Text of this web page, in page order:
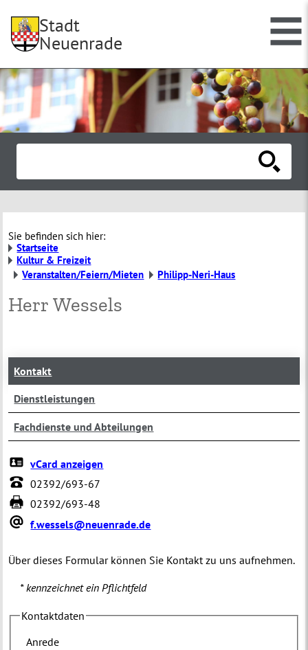
Stadt
Neuenrade
Sie befinden sich hier:
Startseite
Kultur & Freizeit
Veranstalten/Feiern/Mieten
Philipp-Neri-Haus
Herr Wessels
Kontakt
Dienstleistungen
Fachdienste und Abteilungen
vCard anzeigen
02392/693-67
02392/693-48
f.wessels@neuenrade.de
Über dieses Formular können Sie Kontakt zu uns aufnehmen.
* kennzeichnet ein Pflichtfeld
Kontaktdaten
Anrede